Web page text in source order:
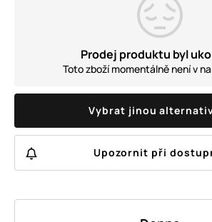
Prodej produktu byl
Toto zboží momentálně není v
Vybrat jinou
Upozornit při